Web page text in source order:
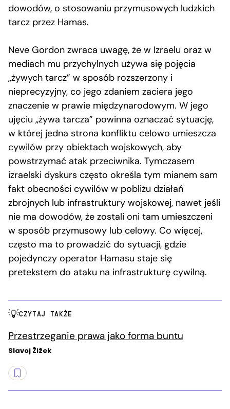
dowodów, o stosowaniu przymusowych ludzkich
tarcz przez Hamas.
Neve Gordon zwraca uwagę, że w Izraelu oraz w
mediach mu przychylnych używa się pojęcia
„żywych tarcz” w sposób rozszerzony i
nieprecyzyjny, co jego zdaniem zaciera jego
znaczenie w prawie międzynarodowym. W jego
ujęciu „żywa tarcza” powinna oznaczać sytuację,
w której jedna strona konfliktu celowo umieszcza
cywilów przy obiektach wojskowych, aby
powstrzymać atak przeciwnika. Tymczasem
izraelski dyskurs często określa tym mianem sam
fakt obecności cywilów w pobliżu działań
zbrojnych lub infrastruktury wojskowej, nawet jeśli
nie ma dowodów, że zostali oni tam umieszczeni
w sposób przymusowy lub celowy. Co więcej,
często ma to prowadzić do sytuacji, gdzie
pojedynczy operator Hamasu staje się
pretekstem do ataku na infrastrukturę cywilną.
CZYTAJ TAKŻE
Przestrzeganie prawa jako forma buntu
Slavoj Žižek